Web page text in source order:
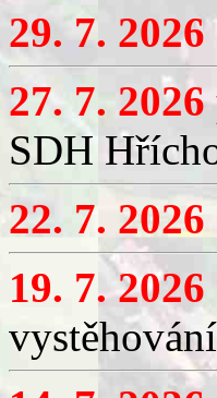
29. 7.
27. 7.
SDH
22. 7.
19. 7.